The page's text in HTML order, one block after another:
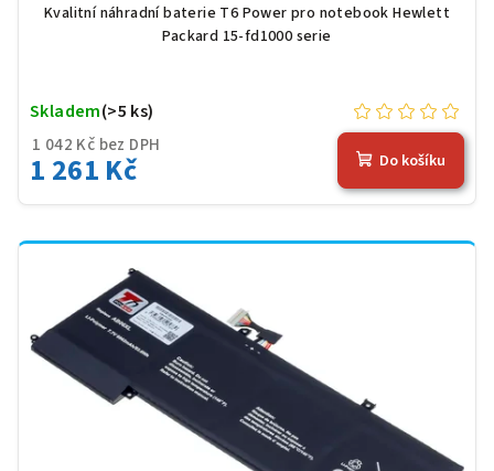
Kvalitní náhradní baterie T6 Power pro notebook Hewlett
Packard 15-fd1000 serie
1 042 Kč bez DPH
1 261 Kč
Skladem(>5 ks)
Do košíku